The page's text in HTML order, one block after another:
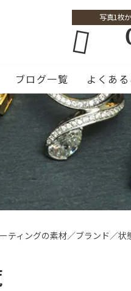
写真1枚
ブログ一覧 よくあ
ィングの素材／ブランド／